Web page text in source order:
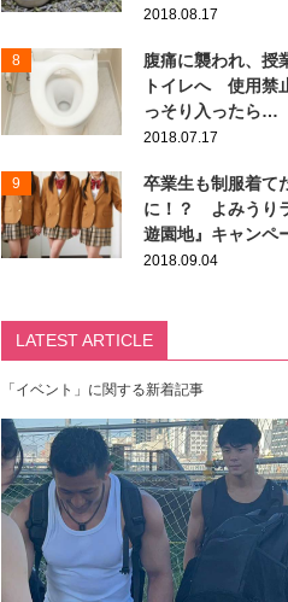
2018.08.17
8
腹痛に襲われ、授
トイレへ 使用禁
っそり入ったら…
2018.07.17
9
卒業生も制服着て
に！？ よみうり
遊園地』キャンペ
2018.09.04
LATEST ARTICLE
「イベント」に関する新着記事